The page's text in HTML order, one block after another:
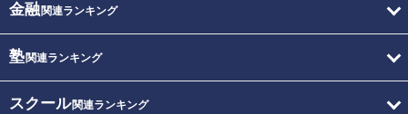
金融関連ランキング
塾関連ランキング
スクール関連ランキング